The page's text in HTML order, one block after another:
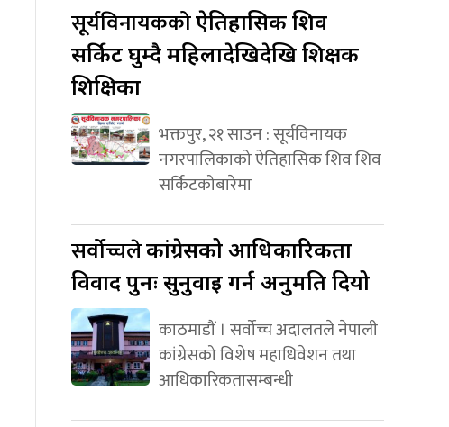
सूर्यविनायककोऐतिहासिक शिव
सर्किट घुम्दै महिलादेखिदेखि शिक्षक
शिक्षिका
भक्तपुर, २१ साउन : सूर्यविनायक
नगरपालिकाको ऐतिहासिक शिव शिव
सर्किटकोबारेमा
सर्वोच्चलेकांग्रेसको आधिकारिकता
विवाद पुनः सुनुवाइ गर्न अनुमति दियो
काठमाडौं । सर्वोच्च अदालतले नेपाली
कांग्रेसको विशेष महाधिवेशन तथा
आधिकारिकतासम्बन्धी